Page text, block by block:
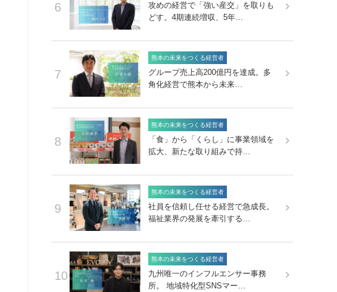
6
攻めの経営で「強い産交」を取りも
どす。4期連続増収、5年…
7
熊本の未来をつくる経営者
グループ売上高200億円を達成。多
角化経営で熊本から未来…
8
熊本の未来をつくる経営者
「食」から「くらし」に事業領域を
拡大、新たな取り組みで持…
9
熊本の未来をつくる経営者
社員を信頼し任せる経営で急成長。
福祉業界の発展を牽引する…
10
熊本の未来をつくる経営者
九州唯一のインフルエンサー事務
所。 地域特化型SNSマー…